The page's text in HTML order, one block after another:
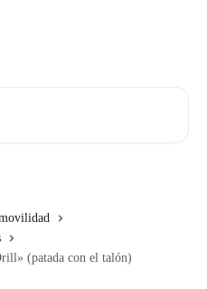
(patada con el talón)